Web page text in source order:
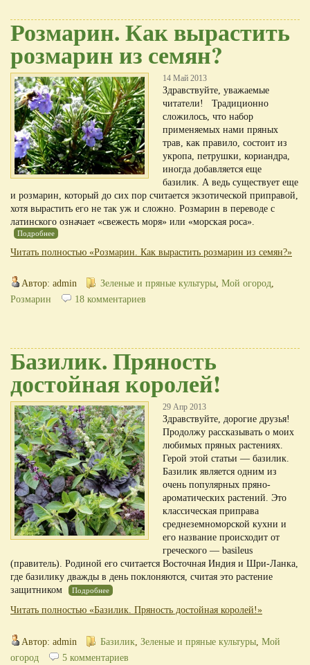
Розмарин. Как вырастить
розмарин из семян?
14 Май 2013
Здравствуйте, уважаемые
читатели! Традиционно
сложилось, что набор
применяемых нами пряных
трав, как правило, состоит из
укропа, петрушки, кориандра,
иногда добавляется еще
базилик. А ведь существует еще
и розмарин, который до сих пор считается экзотической приправой,
хотя вырастить его не так уж и сложно. Розмарин в переводе с
латинского означает «свежесть моря» или «морская роса».
Подробнее
Читать полностью «Розмарин. Как вырастить розмарин из семян?»
Автор: admin Зеленые и пряные культуры, Мой огород,
Розмарин
18 комментариев
Базилик. Пряность
достойная королей!
29 Апр 2013
Здравствуйте, дорогие друзья!
Продолжу рассказывать о моих
любимых пряных растениях.
Герой этой статьи — базилик.
Базилик является одним из
очень популярных пряно-
ароматических растений. Это
классическая приправа
среднеземноморской кухни и
его название происходит от
греческого — basileus
(правитель). Родиной его считается Восточная Индия и Шри-Ланка,
где базилику дважды в день поклоняются, считая это растение
защитником
Подробнее
Читать полностью «Базилик. Пряность достойная королей!»
Автор: admin Базилик Зеленые и пряные культуры Мой
огород
5 комментариев